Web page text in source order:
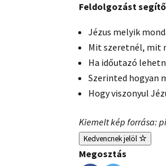
Feldolgozást
Jézus melyik
Mit szeretnél, mit
Ha időutazó
Szerinted hogyan
Hogy viszonyul
Kiemelt kép forrása:
Kedvencnek jelöl
Megosztás